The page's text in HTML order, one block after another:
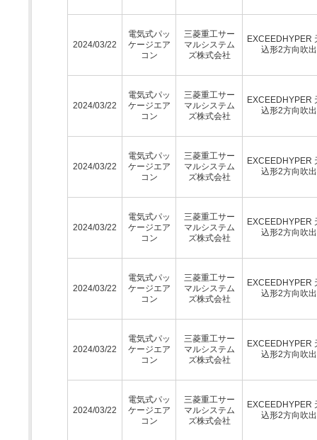
2024/03/22
電気式パッ
ケージエア
コン
三菱重工サー
マルシステム
ズ株式会社
EXCEEDHYPER
込形2方向吹
2024/03/22
電気式パッ
ケージエア
コン
三菱重工サー
マルシステム
ズ株式会社
EXCEEDHYPER
込形2方向吹
2024/03/22
電気式パッ
ケージエア
コン
三菱重工サー
マルシステム
ズ株式会社
EXCEEDHYPER
込形2方向吹
2024/03/22
電気式パッ
ケージエア
コン
三菱重工サー
マルシステム
ズ株式会社
EXCEEDHYPER
込形2方向吹
2024/03/22
電気式パッ
ケージエア
コン
三菱重工サー
マルシステム
ズ株式会社
EXCEEDHYPER
込形2方向吹
2024/03/22
電気式パッ
ケージエア
コン
三菱重工サー
マルシステム
ズ株式会社
EXCEEDHYPER
込形2方向吹
2024/03/22
電気式パッ
ケージエア
コン
三菱重工サー
マルシステム
ズ株式会社
EXCEEDHYPER
込形2方向吹